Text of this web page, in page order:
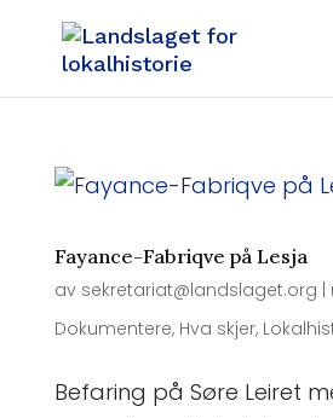
Fayance-Fabriqve på Lesja
av sekretariat@landslaget.org
Dokumentere, Hva skjer,
Befaring på Søre Leiret